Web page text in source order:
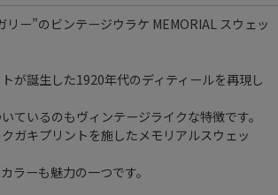
リー”のビンテージウラケ MEMORIAL スウェッ
が誕生した1920年代のディティールを再現し
ているのもヴィンテージライクな特徴です。
ガキプリントを施したメモリアルスウェッ
ラーも魅力の一つです。